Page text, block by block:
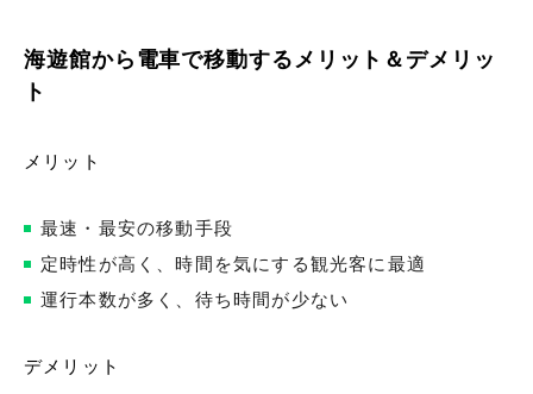
海遊館から電車で移動するメリット＆デメリッ
ト
メリット
最速・最安の移動手段
定時性が高く、時間を気にする観光客に最適
運行本数が多く、待ち時間が少ない
デメリット